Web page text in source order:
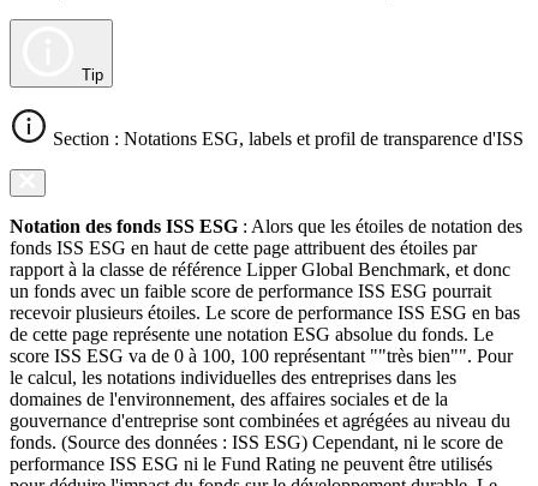
Tip
Section : Notations ESG, labels et profil de transparence d'ISS
Notation des fonds ISS ESG : Alors que les étoiles de notation des
fonds ISS ESG en haut de cette page attribuent des étoiles par
rapport à la classe de référence Lipper Global Benchmark, et donc
un fonds avec un faible score de performance ISS ESG pourrait
recevoir plusieurs étoiles. Le score de performance ISS ESG en bas
de cette page représente une notation ESG absolue du fonds. Le
score ISS ESG va de 0 à 100, 100 représentant ""très bien"". Pour
le calcul, les notations individuelles des entreprises dans les
domaines de l'environnement, des affaires sociales et de la
gouvernance d'entreprise sont combinées et agrégées au niveau du
fonds. (Source des données : ISS ESG) Cependant, ni le score de
performance ISS ESG ni le Fund Rating ne peuvent être utilisés